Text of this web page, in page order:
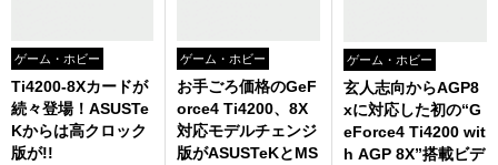
ゲーム・ホビー
Ti4200-8Xカードが
続々登場！ASUSTe
Kからは高クロック
版が!!
ゲーム・ホビー
お手ごろ価格のGeF
orce4 Ti4200、8X
対応モデルチェンジ
版がASUSTeKとMS
ゲーム・ホビー
玄人志向からAGP8
xに対応した初の“G
eForce4 Ti4200 wit
h AGP 8X”搭載ビデ